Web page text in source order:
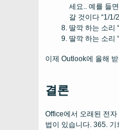
세요.. 예를 들
갈 것이다 “1/1/
딸깍 하는 소리
딸깍 하는 소리
이제 Outlook에 올해
결론
Office에서 오래된 전
법이 있습니다. 365.